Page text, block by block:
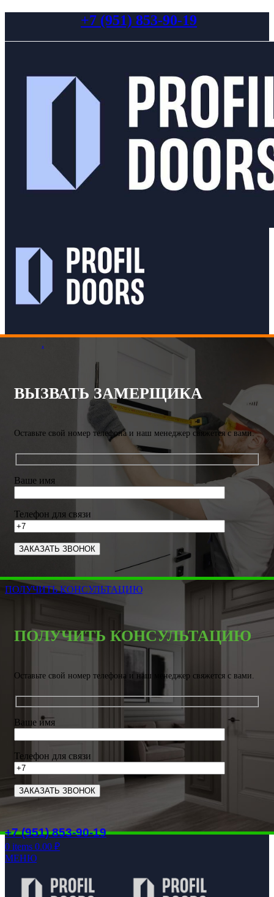
+7 (951) 853-90-19
.
ВЫЗВАТЬ ЗАМЕРЩИКА
Оставьте свой номер телефона и наш менеджер свяжется с вами.
Ваше имя
Телефон для связи
ПОЛУЧИТЬ КОНСУЛЬТАЦИЮ
ПОЛУЧИТЬ КОНСУЛЬТАЦИЮ
Оставьте свой номер телефона и наш менеджер свяжется с вами.
Ваше имя
Телефон для связи
+7 (951) 853-90-19
0 items 0.00 ₽
МЕНЮ